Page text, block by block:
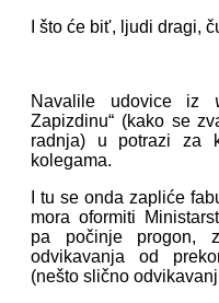
I što će bit', ljudi dragi,
Navalile udovice iz
Zapizdinu“ (kako se
radnja) u potrazi za
kolegama.
I tu se onda zapliće
mora oformiti
pa počinje progon,
odvikavanja od
(nešto slično